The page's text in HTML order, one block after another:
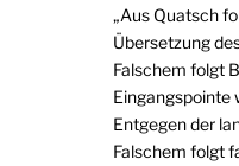
„Aus Quatsch
Übersetzung
Falschem folgt
Eingangspointe
Entgegen der
Falschem folgt